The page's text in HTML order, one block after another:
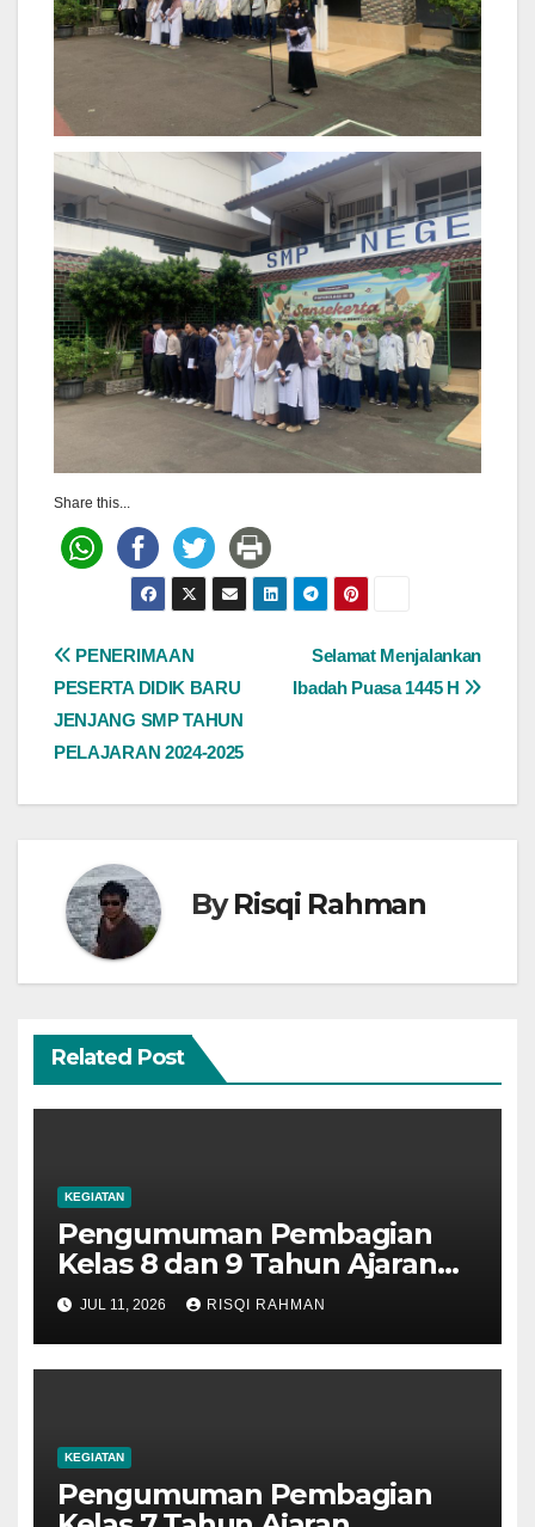
Share this...
Post
navigation
Selamat Menjalankan
Ibadah Puasa 1445 H
PENERIMAAN
PESERTA DIDIK BARU
JENJANG SMP TAHUN
PELAJARAN 2024-2025
ByRisqi Rahman
Related Post
KEGIATAN
Pengumuman Pembagian
Kelas 8 dan 9 Tahun Ajaran
2026-2027
JUL 11, 2026 RISQI RAHMAN
KEGIATAN
Pengumuman Pembagian